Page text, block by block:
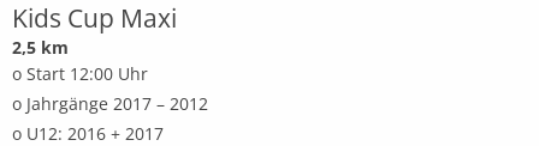
Kids Cup Maxi
2,5 km
o Start 12:00 Uhr
o Jahrgänge 2017 – 2012
o U12: 2016 + 2017